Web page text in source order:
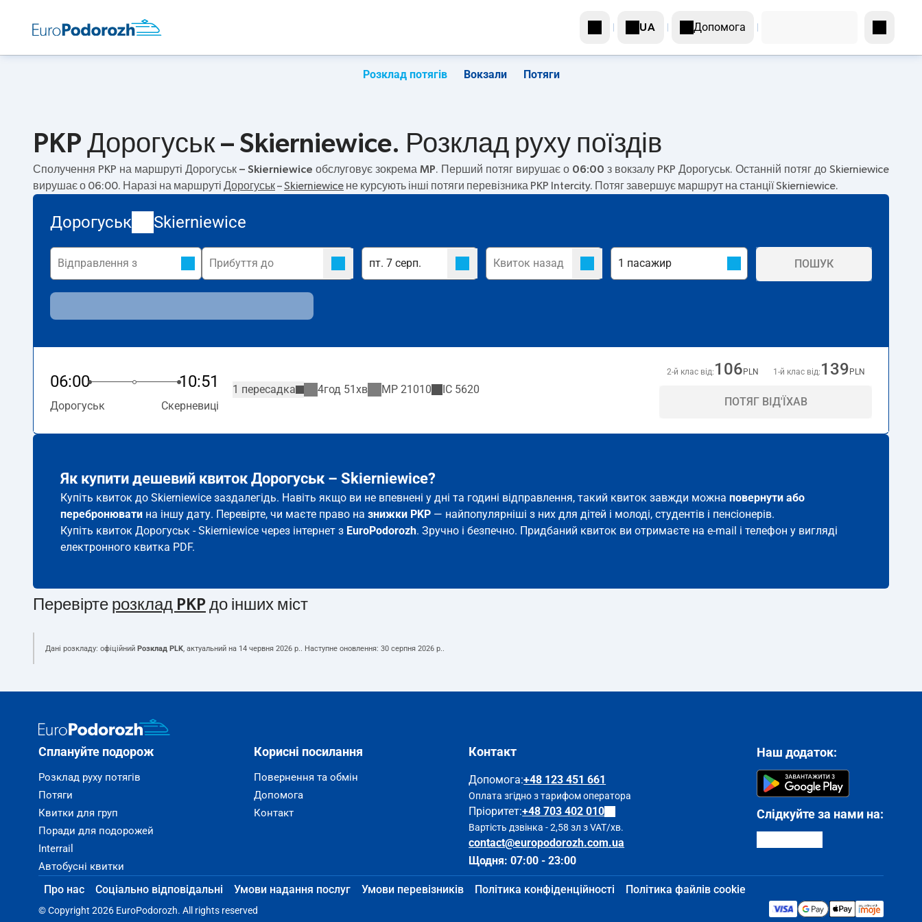
UA Допомога
Розклад потягів Вокзали Потяги
PKP Дорогуськ – Skierniewice. Розклад руху поїздів
Сполучення PKP на маршруті Дорогуськ – Skierniewice обслуговує зокрема MP. Перший потяг вирушає о 06:00 з вокзалу PKP Дорогуськ. Останній потяг до Skierniewice
вирушає о 06:00. Наразі на маршруті Дорогуськ–Skierniewice не курсують інші потяги перевізника PKP Intercity. Потяг завершує маршрут на станції Skierniewice.
Дорогуськ Skierniewice
ПОШУК
06:00 10:51
Дорогуськ Скерневиці
1 пересадка 4год 51хв MP 21010 IC 5620
2-й клас від: 106 PLN 1-й клас від: 139 PLN
ПОТЯГ ВІД'ЇХАВ
Як купити дешевий квиток Дорогуськ – Skierniewice?
Купіть квиток до Skierniewice заздалегідь. Навіть якщо ви не впевнені у дні та годині відправлення, такий квиток завжди можна повернути або
перебронювати на іншу дату. Перевірте, чи маєте право на знижки PKP — найпопулярніші з них для дітей і молоді, студентів і пенсіонерів.
Купіть квиток Дорогуськ - Skierniewice через інтернет з EuroPodorozh. Зручно і безпечно. Придбаний квиток ви отримаєте на e-mail і телефон у вигляді
електронного квитка PDF.
Перевірте розклад PKP до інших міст
Дані розкладу: офіційний Розклад PLK, актуальний на 14 червня 2026 р.. Наступне оновлення: 30 серпня 2026 р..
Сплануйте подорож
Розклад руху потягів
Потяги
Квитки для груп
Поради для подорожей
Interrail
Автобусні квитки
Корисні посилання
Повернення та обмін
Допомога
Контакт
Контакт
Допомога:+48 123 451 661
Оплата згідно з тарифом оператора
Пріоритет:+48 703 402 010
Вартість дзвінка - 2,58 зл з VAT/хв.
contact@europodorozh.com.ua
Щодня: 07:00 - 23:00
Наш додаток:
Слідкуйте за нами на:
Про нас Соціально відповідальні Умови надання послуг Умови перевізників Політика конфіденційності Політика файлів cookie
© Copyright 2026 EuroPodorozh. All rights reserved